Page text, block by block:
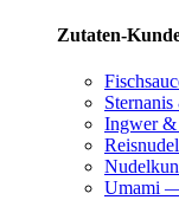
Zutaten-
Ingwer &
Umami